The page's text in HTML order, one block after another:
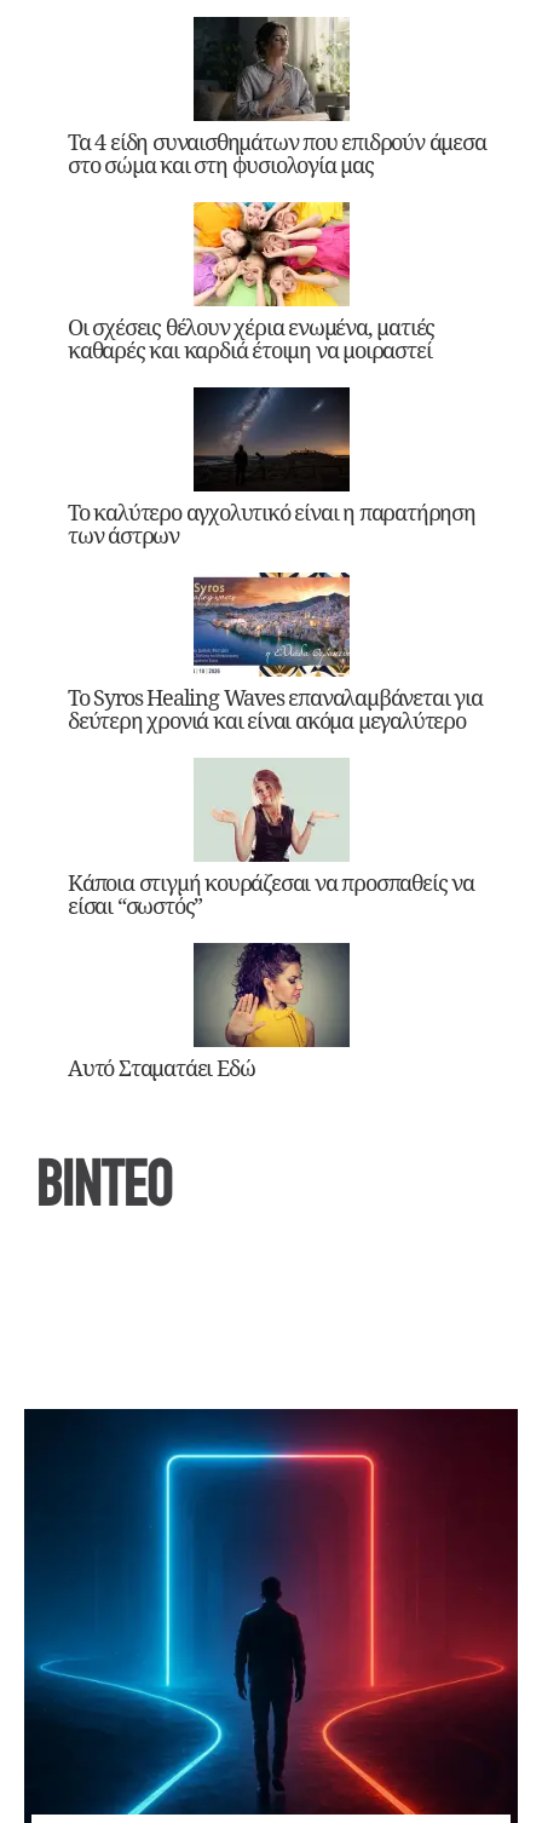
Τα 4 είδη συναισθημάτων που επιδρούν άμεσα
στο σώμα και στη φυσιολογία μας
Οι σχέσεις θέλουν χέρια ενωμένα, ματιές
καθαρές και καρδιά έτοιμη να μοιραστεί
Το καλύτερο αγχολυτικό είναι η παρατήρηση
των άστρων
Το Syros Healing Waves επαναλαμβάνεται για
δεύτερη χρονιά και είναι ακόμα μεγαλύτερο
Κάποια στιγμή κουράζεσαι να προσπαθείς να
είσαι “σωστός”
Αυτό Σταματάει Εδώ
ΒΙΝΤΕΟ